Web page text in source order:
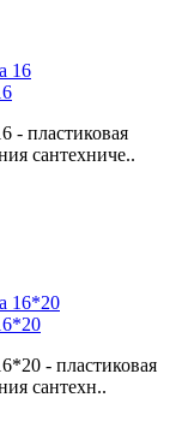
- пластиковая
сантехниче..
- пластиковая
сантехн..